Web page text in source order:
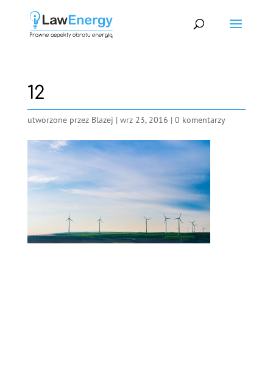
12
utworzone przez Blazej | wrz 23, 2016 | 0 komentarzy